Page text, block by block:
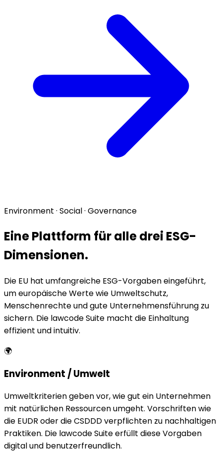
Environment · Social · Governance
Eine Plattform für alle drei ESG-
Dimensionen.
Die EU hat umfangreiche ESG-Vorgaben eingeführt,
um europäische Werte wie Umweltschutz,
Menschenrechte und gute Unternehmensführung zu
sichern. Die lawcode Suite macht die Einhaltung
effizient und intuitiv.
🌍
Environment / Umwelt
Umweltkriterien geben vor, wie gut ein Unternehmen
mit natürlichen Ressourcen umgeht. Vorschriften wie
die EUDR oder die CSDDD verpflichten zu nachhaltigen
Praktiken. Die lawcode Suite erfüllt diese Vorgaben
digital und benutzerfreundlich.